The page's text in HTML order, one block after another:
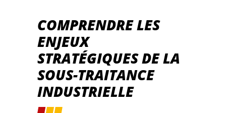
COMPRENDRE LES
ENJEUX
STRATÉGIQUES DE LA
SOUS-TRAITANCE
INDUSTRIELLE